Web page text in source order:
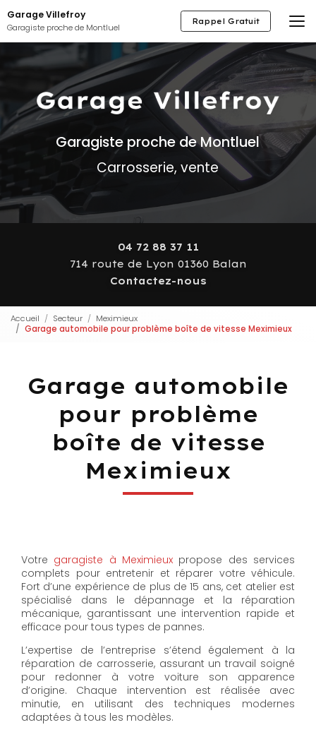
au
contenu
principal
Garage Villefroy
Garagiste proche de Montluel
Rappel Gratuit
Garagiste proche de Montluel
Carrosserie, vente
04 72 88 37 11
714 route de Lyon 01360 Balan
Contactez-nous
Accueil Secteur
Meximieux
Garage automobile pour problème boîte de vitesse Meximieux
Garage automobile
pour problème
boîte de vitesse
Meximieux
Votre garagiste à Meximieux propose des services
complets pour entretenir et réparer votre véhicule.
Fort d’une expérience de plus de 15 ans, cet atelier est
spécialisé dans le dépannage et la réparation
mécanique, garantissant une intervention rapide et
efficace pour tous types de pannes.
L’expertise de l’entreprise s’étend également à la
réparation de carrosserie, assurant un travail soigné
pour redonner à votre voiture son apparence
d’origine. Chaque intervention est réalisée avec
minutie, en utilisant des techniques modernes
adaptées à tous les modèles.